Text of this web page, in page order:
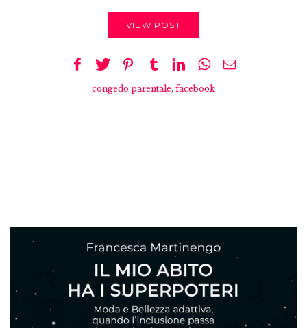
VIEW POST
congedo parentale, facebook